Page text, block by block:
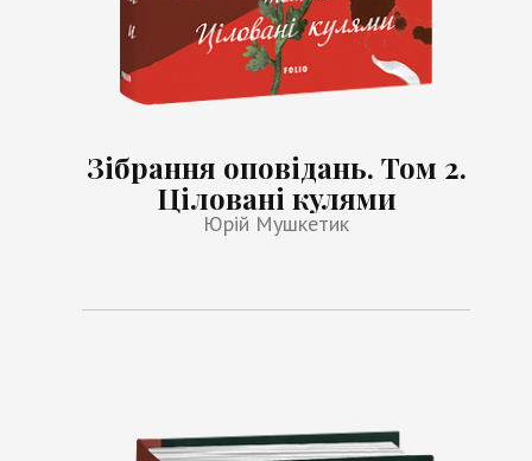
Зібрання оповідань. Том 2.
Ціловані кулями
Юрій Мушкетик